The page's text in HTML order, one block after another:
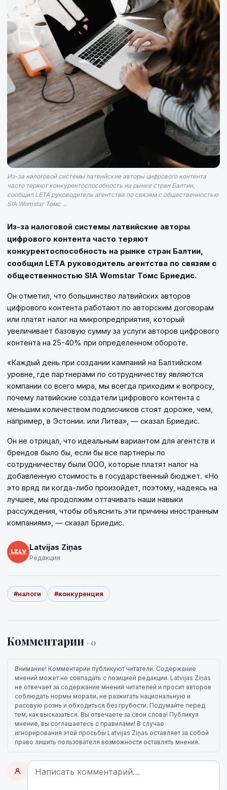
Из-за налоговой системы латвийские авторы цифрового контента
часто теряют конкурентоспособность на рынке стран Балтии,
сообщил LETA руководитель агентства по связям с общественностью
SIA Womstar Томс ...
Из-за налоговой системы латвийские авторы
цифрового контента часто теряют
конкурентоспособность на рынке стран Балтии,
сообщил LETA руководитель агентства по связям с
общественностью SIA Womstar Томс Бриедис.
Он отметил, что большинство латвийских авторов
цифрового контента работают по авторским договорам
или платят налог на микропредприятия, который
увеличивает базовую сумму за услуги авторов цифрового
контента на 25-40% при определенном обороте.
«Каждый день при создании кампаний на Балтийском
уровне, где партнерами по сотрудничеству являются
компании со всего мира, мы всегда приходим к вопросу,
почему латвийские создатели цифрового контента с
меньшим количеством подписчиков стоят дороже, чем,
например, в Эстонии. или Литва», — сказал Бриедис.
Он не отрицал, что идеальным вариантом для агентств и
брендов было бы, если бы все партнеры по
сотрудничеству были ООО, которые платят налог на
добавленную стоимость в государственный бюджет. «Но
это вряд ли когда-либо произойдет, поэтому, надеясь на
лучшее, мы продолжим оттачивать наши навыки
рассуждения, чтобы объяснить эти причины иностранным
компаниям», — сказал Бриедис.
Latvijas Ziņas
Редакция
#налоги #конкуренция
Комментарии · 0
Внимание! Комментарии публикуют читатели. Содержание
мнений может не совпадать с позицией редакции. Latvijas Ziņas
не отвечает за содержание мнений читателей и просит авторов
соблюдать нормы морали, не разжигать национальную и
расовую рознь и обходиться без грубости. Подумайте перед
тем, как высказаться. Вы отвечаете за свои слова! Публикуя
мнение, вы соглашаетесь с правилами! В случае
игнорирования этой просьбы Latvijas Ziņas оставляет за собой
право лишить пользователя возможности оставлять мнения.